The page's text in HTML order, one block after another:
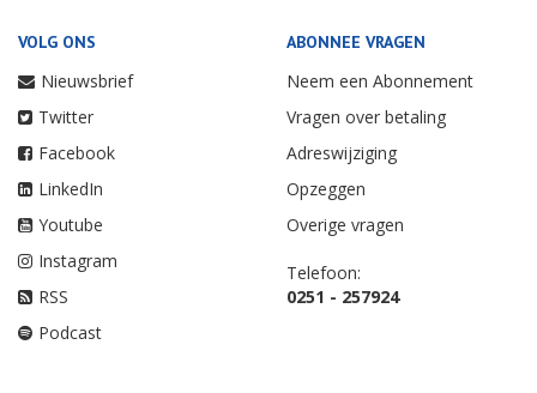
VOLG ONS
Nieuwsbrief
Twitter
Facebook
LinkedIn
Youtube
Instagram
RSS
Podcast
ABONNEE VRAGEN
Neem een Abonnement
Vragen over betaling
Adreswijziging
Opzeggen
Overige vragen
Telefoon:
0251 - 257924